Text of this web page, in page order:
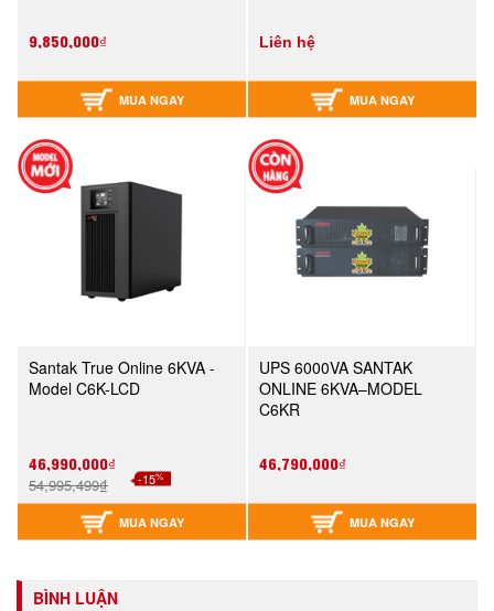
9,850,000₫
MUA NGAY
Liên hệ
MUA NGAY
Santak True Online 6KVA -
Model C6K-LCD
46,990,000₫
54,995,499₫ -15%
MUA NGAY
UPS 6000VA SANTAK
ONLINE 6KVA–MODEL
C6KR
46,790,000₫
MUA NGAY
BÌNH LUẬN